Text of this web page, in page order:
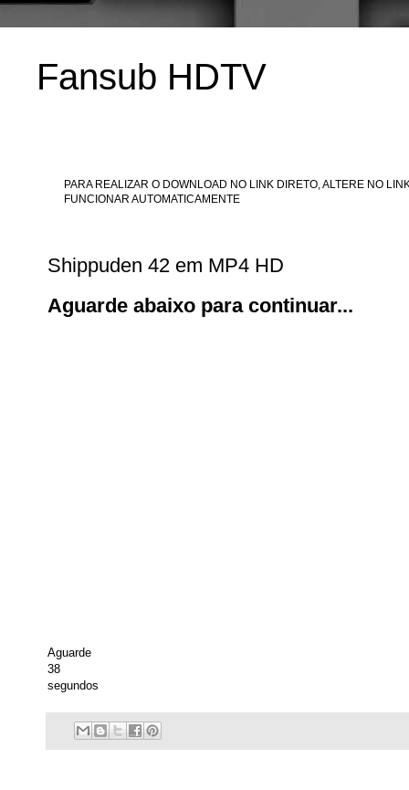
Fansub HDTV
PARA REALIZAR O DOWNLOAD NO LINK DIRETO, ALTERE NO
FUNCIONAR AUTOMATICAMENTE
Shippuden 42 em MP4 HD
Aguarde abaixo para continuar...
Aguarde
37
segundos